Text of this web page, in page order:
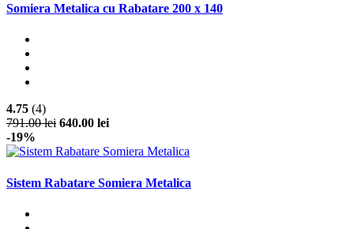
Somiera Metalica cu Rabatare 200 x 140
4.75 (4)
791.00 lei 640.00 lei
-19%
Sistem Rabatare Somiera Metalica